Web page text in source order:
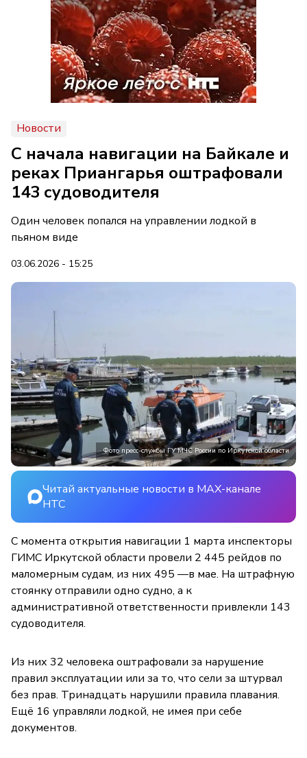
Новости
С начала навигации на Байкале и
реках Приангарья оштрафовали
143 судоводителя
Один человек попался на управлении лодкой в
пьяном виде
03.06.2026 - 15:25
Фото пресс-службы ГУ МЧС России по Иркутской области
Читай актуальные новости в MAX-канале
НТС
С момента открытия навигации 1 марта инспекторы
ГИМС Иркутской области провели 2 445 рейдов по
маломерным судам, из них 495 —в мае. На штрафную
стоянку отправили одно судно, а к
административной ответственности привлекли 143
судоводителя.
Из них 32 человека оштрафовали за нарушение
правил эксплуатации или за то, что сели за штурвал
без прав. Тринадцать нарушили правила плавания.
Ещё 16 управляли лодкой, не имея при себе
документов.